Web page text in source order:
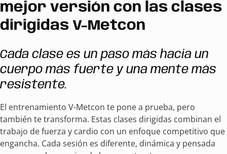
mejor versión con las clases
dirigidas V-Metcon
Cada clase es un paso más hacia un
cuerpo más fuerte y una mente más
resistente.
El entrenamiento V-Metcon te pone a prueba, pero
también te transforma. Estas clases dirigidas combinan el
trabajo de fuerza y cardio con un enfoque competitivo que
engancha. Cada sesión es diferente, dinámica y pensada